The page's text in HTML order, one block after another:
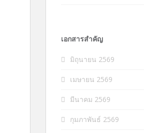
เอกสารสำคัญ
มิถุนายน 2569
เมษายน 2569
มีนาคม 2569
กุมภาพันธ์ 2569